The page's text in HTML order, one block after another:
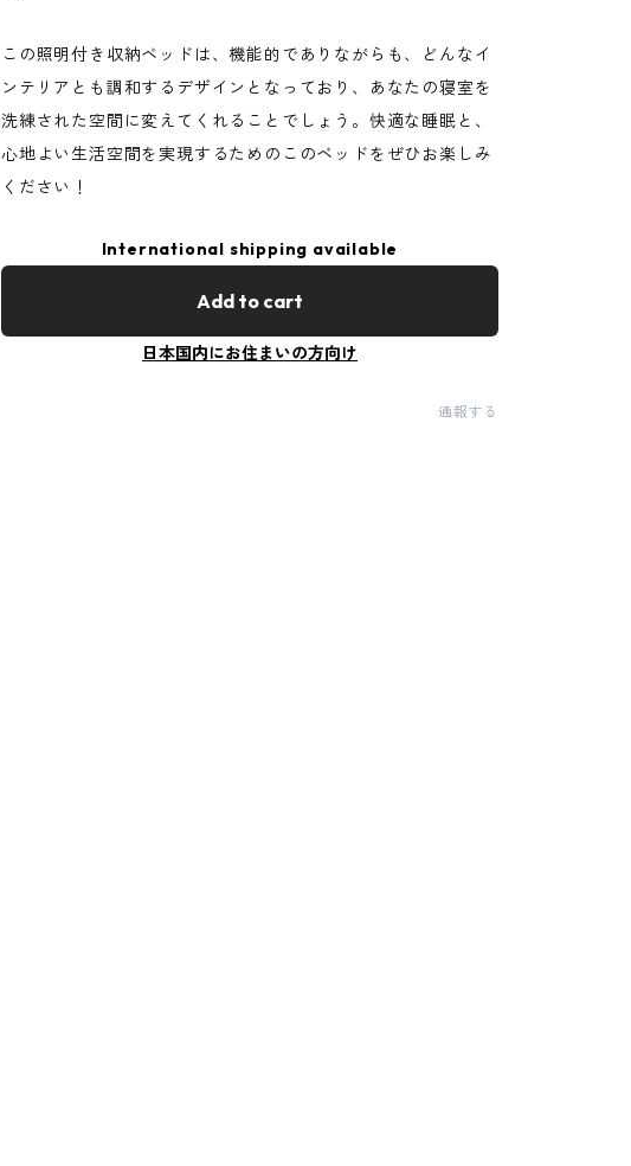
この照明付き収納ベッドは、機能的でありながらも、どんなイ
ンテリアとも調和するデザインとなっており、あなたの寝室を
洗練された空間に変えてくれることでしょう。快適な睡眠と、
心地よい生活空間を実現するためのこのベッドをぜひお楽しみ
ください！
International shipping available
Add to cart
日本国内にお住まいの方向け
通報する